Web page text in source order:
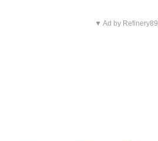
▼ Ad by Refinery89